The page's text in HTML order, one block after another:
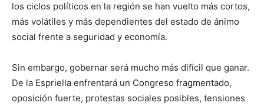
los ciclos políticos en la región se han vuelto más cortos,
más volátiles y más dependientes del estado de ánimo
social frente a seguridad y economía.
Sin embargo, gobernar será mucho más difícil que ganar.
De la Espriella enfrentará un Congreso fragmentado,
oposición fuerte, protestas sociales posibles, tensiones